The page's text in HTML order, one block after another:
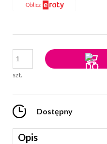
szt.
Dostępny
Opis